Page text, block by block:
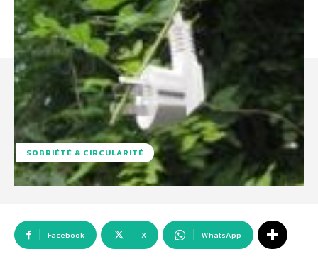
SOBRIÉTÉ & CIRCULARITÉ
Facebook X WhatsApp